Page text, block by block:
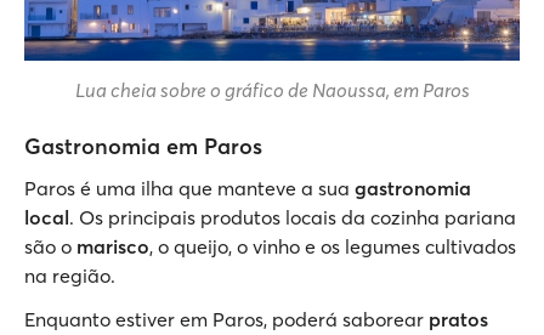
Lua cheia sobre o gráfico de Naoussa, em Paros
Gastronomia em Paros
Paros é uma ilha que manteve a sua gastronomia
local. Os principais produtos locais da cozinha pariana
são o marisco, o queijo, o vinho e os legumes cultivados
na região.
Enquanto estiver em Paros, poderá saborear pratos